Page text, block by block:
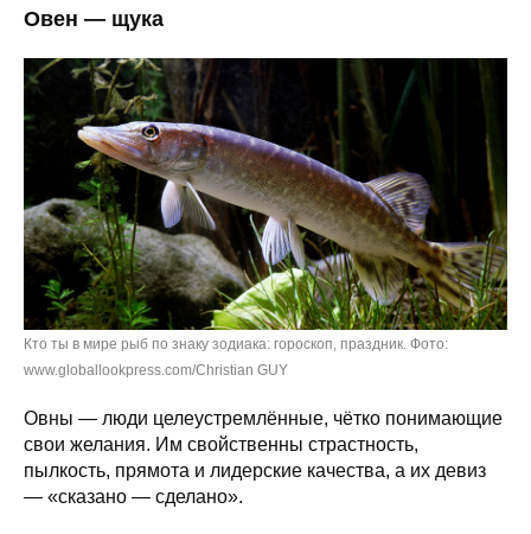
Овен — щука
Кто ты в мире рыб по знаку зодиака: гороскоп, праздник. Фото:
www.globallookpress.com/Christian GUY
Овны — люди целеустремлённые, чётко понимающие
свои желания. Им свойственны страстность,
пылкость, прямота и лидерские качества, а их девиз
— «сказано — сделано».